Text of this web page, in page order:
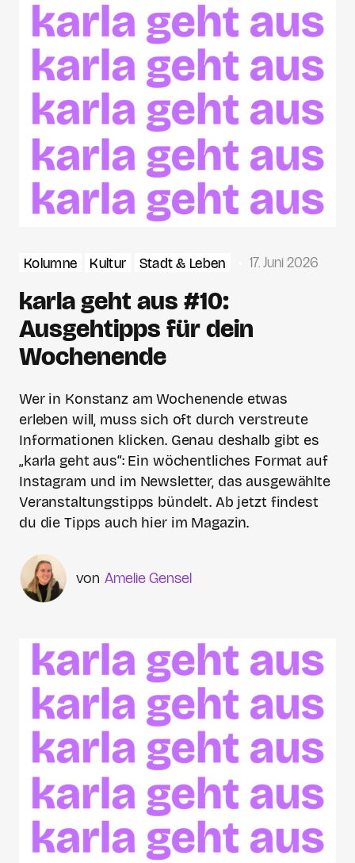
Kolumne Kultur Stadt & Leben 17. Juni 2026
karla geht aus #10:
Ausgehtipps für dein
Wochenende
Wer in Konstanz am Wochenende etwas
erleben will, muss sich oft durch verstreute
Informationen klicken. Genau deshalb gibt es
„karla geht aus“: Ein wöchentliches Format auf
Instagram und im Newsletter, das ausgewählte
Veranstaltungstipps bündelt. Ab jetzt findest
du die Tipps auch hier im Magazin.
Amelie Gensel